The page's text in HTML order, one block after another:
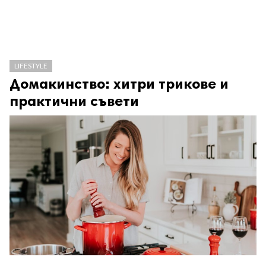
LIFESTYLE
Домакинство: хитри трикове и
практични съвети